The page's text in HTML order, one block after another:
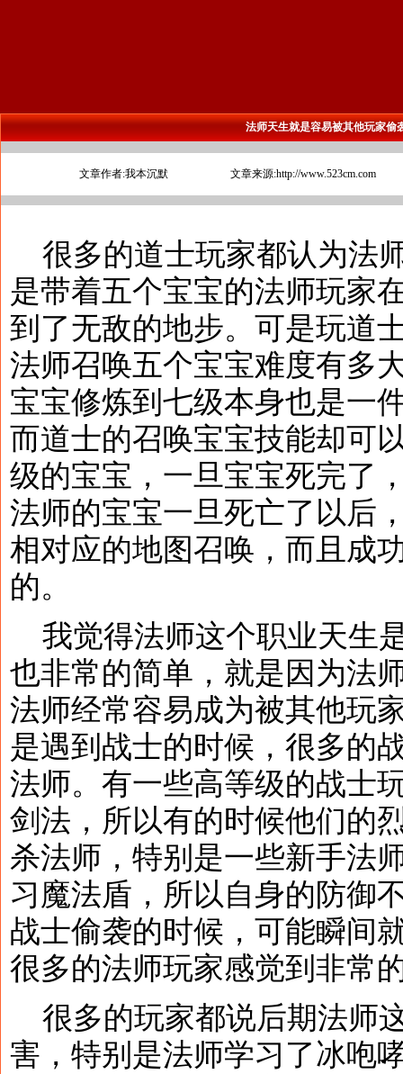
法师天生就是容易被其他玩家偷
文章作者:我本沉默 文章来源:http://www.523cm.com
很多的道士玩家都认为法
是带着五个宝宝的法师玩家
到了无敌的地步。可是玩道
法师召唤五个宝宝难度有多
宝宝修炼到七级本身也是一
而道士的召唤宝宝技能却可
级的宝宝，一旦宝宝死完了
法师的宝宝一旦死亡了以后
相对应的地图召唤，而且成
的。
我觉得法师这个职业天生
也非常的简单，就是因为法
法师经常容易成为被其他玩
是遇到战士的时候，很多的
法师。有一些高等级的战士
剑法，所以有的时候他们的
杀法师，特别是一些新手法
习魔法盾，所以自身的防御
战士偷袭的时候，可能瞬间
很多的法师玩家感觉到非常
很多的玩家都说后期法师
害，特别是法师学习了冰咆